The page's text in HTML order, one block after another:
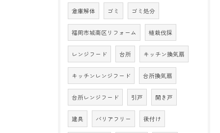
倉庫解体 ゴミ ゴミ処分
福岡市城南区リフォーム 植栽伐採
レンジフード 台所 キッチン換気扇
キッチンレンジフード 台所換気扇
台所レンジフード 引戸 開き戸
建具 バリアフリー 後付け